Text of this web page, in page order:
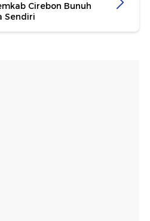
Cirebon Bunuh
Sendiri